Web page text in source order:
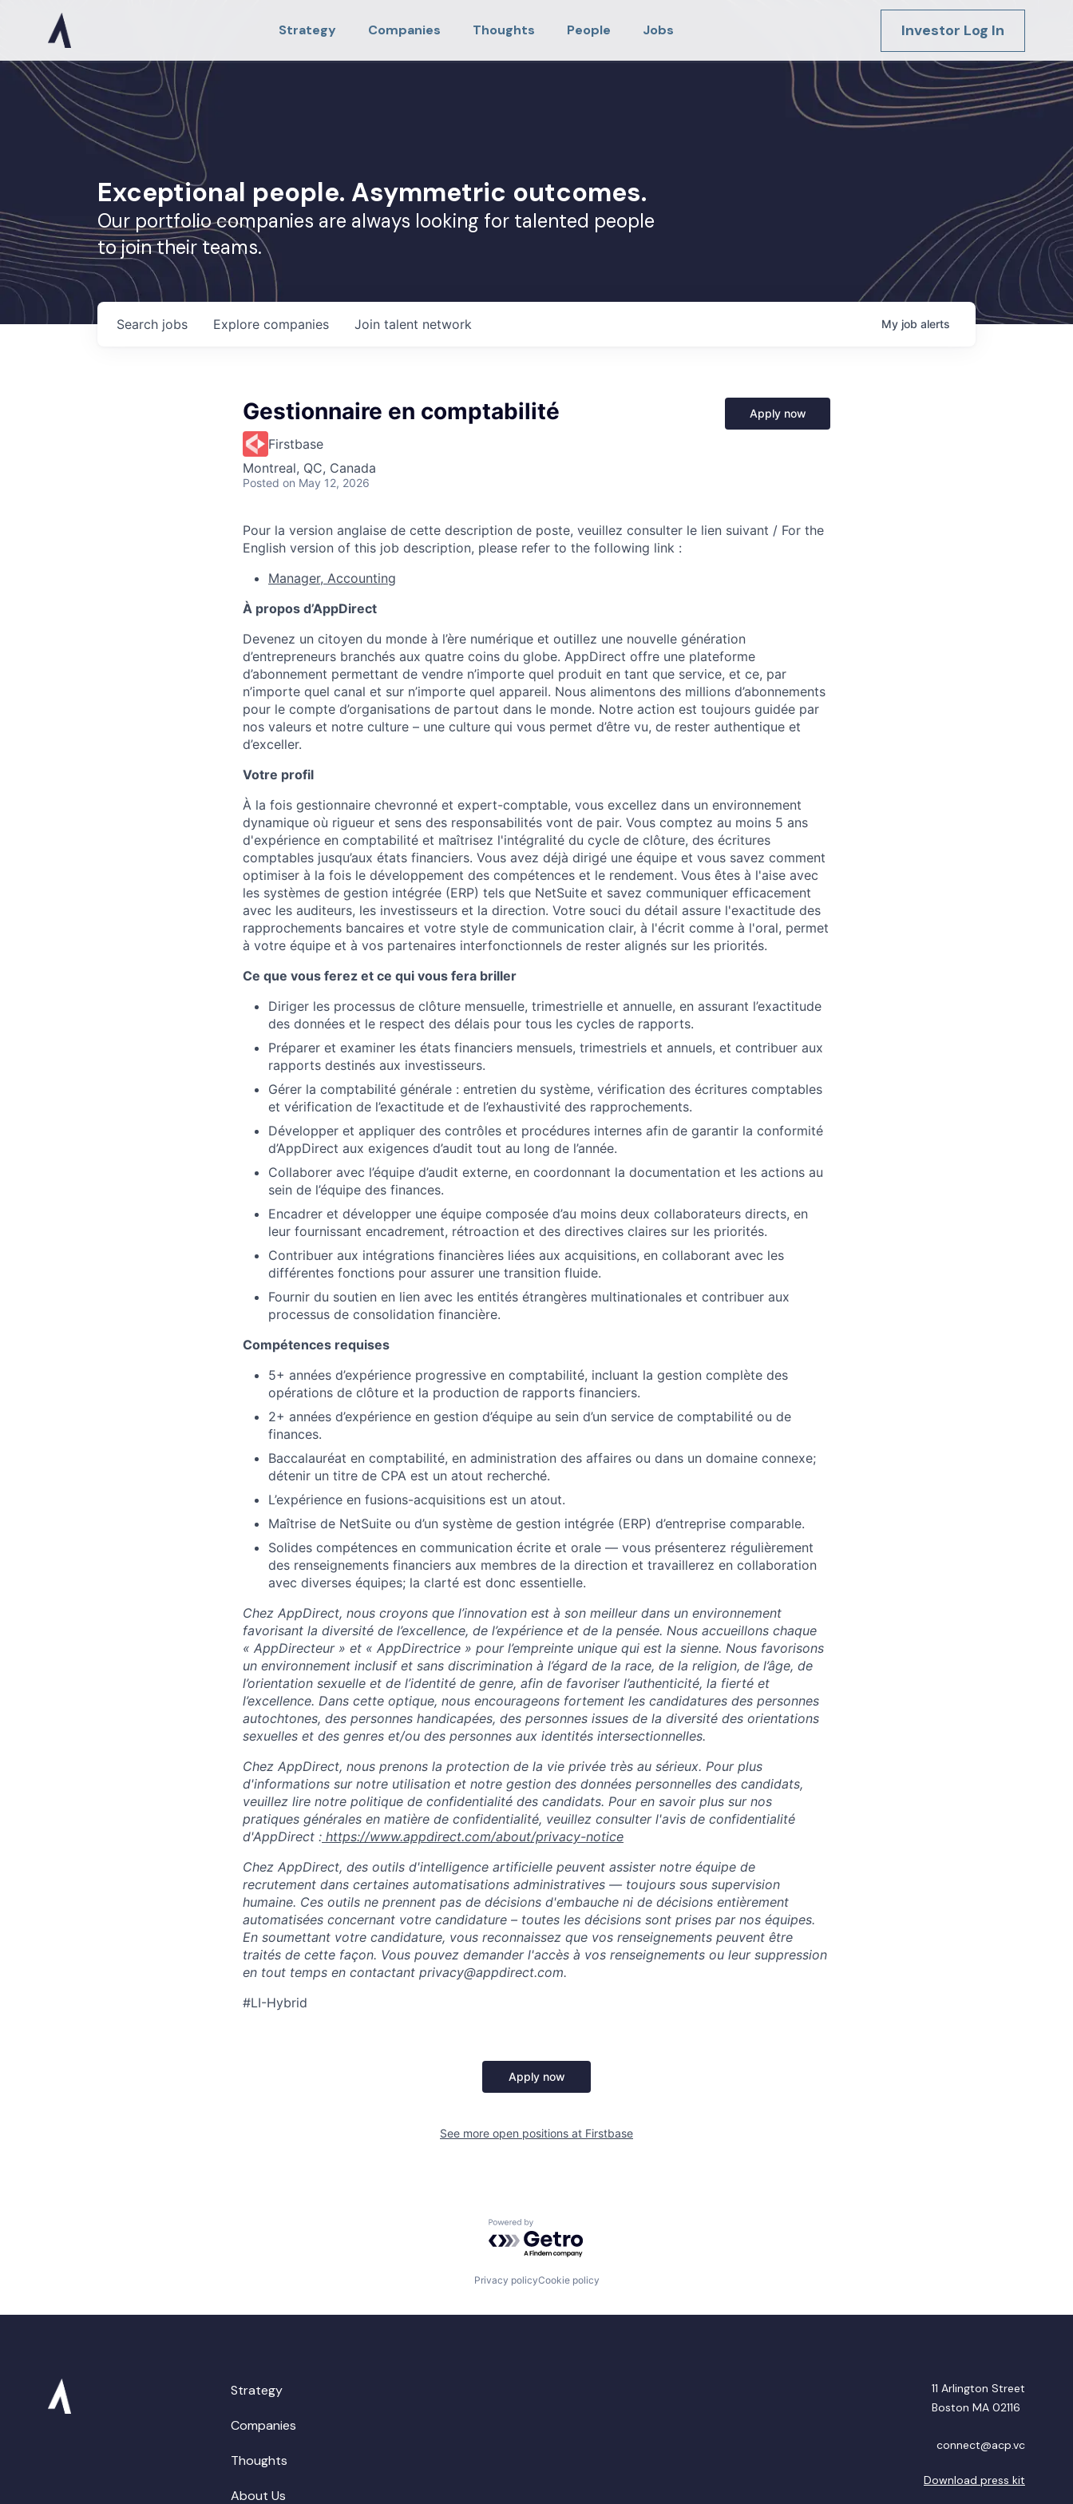
Strategy Companies Thoughts People Jobs Investor Log In
Exceptional people. Asymmetric outcomes.
Our portfolio companies are always looking for talented people
to join their teams.
Search jobs Explore companies Join talent network My job alerts
Gestionnaire en comptabilité
Firstbase
Montreal, QC, Canada
Posted on May 12, 2026
Apply now
Pour la version anglaise de cette description de poste, veuillez consulter le lien suivant / For the
English version of this job description, please refer to the following link :
Manager, Accounting
À propos d’AppDirect
Devenez un citoyen du monde à l’ère numérique et outillez une nouvelle génération
d’entrepreneurs branchés aux quatre coins du globe. AppDirect offre une plateforme
d’abonnement permettant de vendre n’importe quel produit en tant que service, et ce, par
n’importe quel canal et sur n’importe quel appareil. Nous alimentons des millions d’abonnements
pour le compte d’organisations de partout dans le monde. Notre action est toujours guidée par
nos valeurs et notre culture – une culture qui vous permet d’être vu, de rester authentique et
d’exceller.
Votre profil
À la fois gestionnaire chevronné et expert-comptable, vous excellez dans un environnement
dynamique où rigueur et sens des responsabilités vont de pair. Vous comptez au moins 5 ans
d'expérience en comptabilité et maîtrisez l'intégralité du cycle de clôture, des écritures
comptables jusqu’aux états financiers. Vous avez déjà dirigé une équipe et vous savez comment
optimiser à la fois le développement des compétences et le rendement. Vous êtes à l'aise avec
les systèmes de gestion intégrée (ERP) tels que NetSuite et savez communiquer efficacement
avec les auditeurs, les investisseurs et la direction. Votre souci du détail assure l'exactitude des
rapprochements bancaires et votre style de communication clair, à l'écrit comme à l'oral, permet
à votre équipe et à vos partenaires interfonctionnels de rester alignés sur les priorités.
Ce que vous ferez et ce qui vous fera briller
Diriger les processus de clôture mensuelle, trimestrielle et annuelle, en assurant l’exactitude
des données et le respect des délais pour tous les cycles de rapports.
Préparer et examiner les états financiers mensuels, trimestriels et annuels, et contribuer aux
rapports destinés aux investisseurs.
Gérer la comptabilité générale : entretien du système, vérification des écritures comptables
et vérification de l’exactitude et de l’exhaustivité des rapprochements.
Développer et appliquer des contrôles et procédures internes afin de garantir la conformité
d’AppDirect aux exigences d’audit tout au long de l’année.
Collaborer avec l’équipe d’audit externe, en coordonnant la documentation et les actions au
sein de l’équipe des finances.
Encadrer et développer une équipe composée d’au moins deux collaborateurs directs, en
leur fournissant encadrement, rétroaction et des directives claires sur les priorités.
Contribuer aux intégrations financières liées aux acquisitions, en collaborant avec les
différentes fonctions pour assurer une transition fluide.
Fournir du soutien en lien avec les entités étrangères multinationales et contribuer aux
processus de consolidation financière.
Compétences requises
5+ années d’expérience progressive en comptabilité, incluant la gestion complète des
opérations de clôture et la production de rapports financiers.
2+ années d’expérience en gestion d’équipe au sein d’un service de comptabilité ou de
finances.
Baccalauréat en comptabilité, en administration des affaires ou dans un domaine connexe;
détenir un titre de CPA est un atout recherché.
L’expérience en fusions-acquisitions est un atout.
Maîtrise de NetSuite ou d’un système de gestion intégrée (ERP) d’entreprise comparable.
Solides compétences en communication écrite et orale — vous présenterez régulièrement
des renseignements financiers aux membres de la direction et travaillerez en collaboration
avec diverses équipes; la clarté est donc essentielle.
Chez AppDirect, nous croyons que l’innovation est à son meilleur dans un environnement
favorisant la diversité de l’excellence, de l’expérience et de la pensée. Nous accueillons chaque
« AppDirecteur » et « AppDirectrice » pour l’empreinte unique qui est la sienne. Nous favorisons
un environnement inclusif et sans discrimination à l’égard de la race, de la religion, de l’âge, de
l’orientation sexuelle et de l’identité de genre, afin de favoriser l’authenticité, la fierté et
l’excellence. Dans cette optique, nous encourageons fortement les candidatures des personnes
autochtones, des personnes handicapées, des personnes issues de la diversité des orientations
sexuelles et des genres et/ou des personnes aux identités intersectionnelles.
Chez AppDirect, nous prenons la protection de la vie privée très au sérieux. Pour plus
d'informations sur notre utilisation et notre gestion des données personnelles des candidats,
veuillez lire notre politique de confidentialité des candidats. Pour en savoir plus sur nos
pratiques générales en matière de confidentialité, veuillez consulter l'avis de confidentialité
d'AppDirect : https://www.appdirect.com/about/privacy-notice
Chez AppDirect, des outils d'intelligence artificielle peuvent assister notre équipe de
recrutement dans certaines automatisations administratives — toujours sous supervision
humaine. Ces outils ne prennent pas de décisions d'embauche ni de décisions entièrement
automatisées concernant votre candidature – toutes les décisions sont prises par nos équipes.
En soumettant votre candidature, vous reconnaissez que vos renseignements peuvent être
traités de cette façon. Vous pouvez demander l'accès à vos renseignements ou leur suppression
en tout temps en contactant privacy@appdirect.com.
#LI-Hybrid
Apply now
See more open positions at Firstbase
Powered by Getro.com
Privacy policyCookie policy
Strategy
Companies
Thoughts
About Us
11 Arlington Street
Boston MA 02116
connect@acp.vc
Download press kit